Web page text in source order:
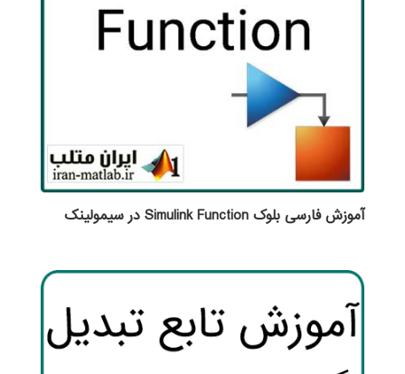
آموزش فارسی بلوک Simulink Function در سیمولینک